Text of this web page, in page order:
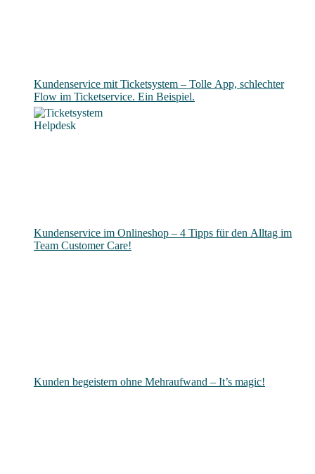
Kundenservice mit Ticketsystem – Tolle App, schlechter
Flow im Ticketservice. Ein Beispiel.
Kundenservice im Onlineshop – 4 Tipps für den Alltag im
Team Customer Care!
Kunden begeistern ohne Mehraufwand – It’s magic!